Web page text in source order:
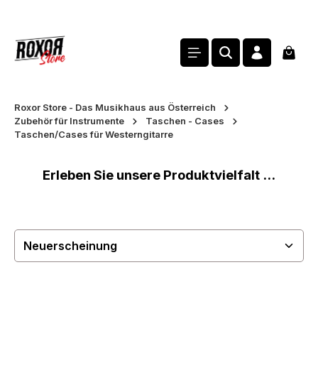
Roxor Store - Das Musikhaus aus Österreich
Zubehör für Instrumente
Taschen - Cases
Taschen/Cases für Westerngitarre
Erleben Sie unsere Produktvielfalt ...